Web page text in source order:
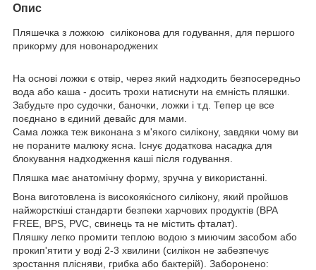
Опис
Пляшечка з ложкою силіконова для годування, для першого
прикорму для новонароджених
На основі ложки є отвір, через який надходить безпосередньо
вода або каша - досить трохи натиснути на ємність пляшки.
Забудьте про судочки, баночки, ложки і т.д. Тепер це все
поєднано в єдиний девайс для мами.
Сама ложка теж виконана з м'якого силікону, завдяки чому ви
не пораните малюку ясна. Існує додаткова насадка для
блокування надходження каші після годування.
Пляшка має анатомічну форму, зручна у використанні.
Вона виготовлена ​​із високоякісного силікону, який пройшов
найжорсткіші стандарти безпеки харчових продуктів (BPA
FREE, BPS, PVC, свинець та не містить фталат).
Пляшку легко промити теплою водою з миючим засобом або
прокип'ятити у воді 2-3 хвилини (силікон не забезпечує
зростання плісняви, грибка або бактерій). Заборонено: